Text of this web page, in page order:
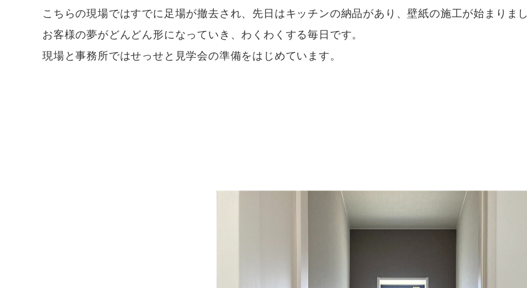
こちらの現場ではすでに足場が撤去され、先日はキッチンの納品があり、壁紙の施工が始まりま
お客様の夢がどんどん形になっていき、わくわくする毎日です。
現場と事務所ではせっせと見学会の準備をはじめています。